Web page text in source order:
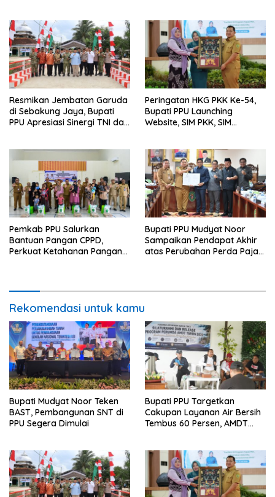
Resmikan Jembatan Garuda
di Sebakung Jaya, Bupati
PPU Apresiasi Sinergi TNI dan
Peringatan HKG PKK Ke-54,
Bupati PPU Launching
Website, SIM PKK, SIM
Pemkab PPU Salurkan
Bantuan Pangan CPPD,
Perkuat Ketahanan Pangan
Bupati PPU Mudyat Noor
Sampaikan Pendapat Akhir
atas Perubahan Perda Pajak
Rekomendasi untuk kamu
Bupati Mudyat Noor Teken
BAST, Pembangunan SNT di
PPU Segera Dimulai
Bupati PPU Targetkan
Cakupan Layanan Air Bersih
Tembus 60 Persen, AMDT